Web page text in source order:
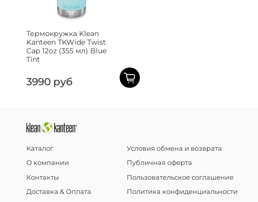
Термокружка Klean
Kanteen TKWide Twist
Cap 12oz (355 мл) Blue
Tint
3990 руб
Каталог
О компании
Контакты
Доставка & Оплата
Условия обмена и возврата
Публичная оферта
Пользовательское соглашение
Политика конфиденциальности